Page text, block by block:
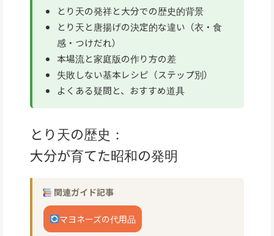
とり天の発祥と大分での歴史的背景
とり天と唐揚げの決定的な違い（衣・食
感・つけだれ）
本場流と家庭版の作り方の差
失敗しない基本レシピ（ステップ別）
よくある疑問と、おすすめ道具
とり天の歴史：
大分が育てた昭和の発明
関連ガイド記事
マヨネーズの代用品